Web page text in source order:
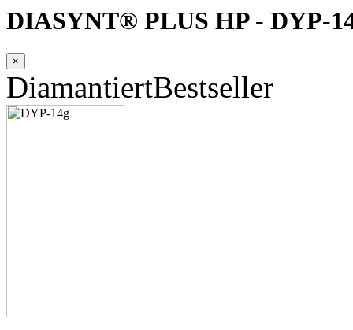
DIASYNT® PLUS HP - DYP-
×
DiamantiertBestseller